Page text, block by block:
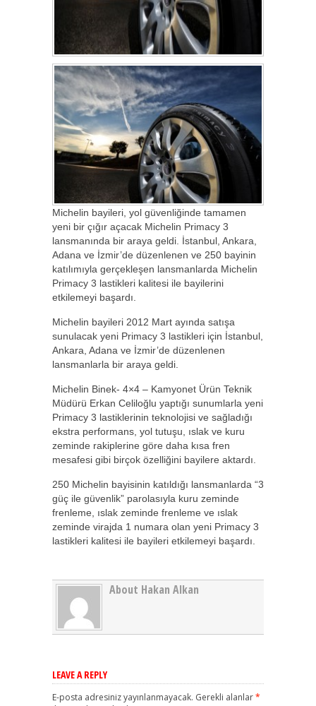
Michelin bayileri, yol güvenliğinde tamamen
yeni bir çığır açacak Michelin Primacy 3
lansmanında bir araya geldi. İstanbul, Ankara,
Adana ve İzmir’de düzenlenen ve 250 bayinin
katılımıyla gerçekleşen lansmanlarda Michelin
Primacy 3 lastikleri kalitesi ile bayilerini
etkilemeyi başardı.
Michelin bayileri 2012 Mart ayında satışa
sunulacak yeni Primacy 3 lastikleri için İstanbul,
Ankara, Adana ve İzmir’de düzenlenen
lansmanlarla bir araya geldi.
Michelin Binek- 4×4 – Kamyonet Ürün Teknik
Müdürü Erkan Celiloğlu yaptığı sunumlarla yeni
Primacy 3 lastiklerinin teknolojisi ve sağladığı
ekstra performans, yol tutuşu, ıslak ve kuru
zeminde rakiplerine göre daha kısa fren
mesafesi gibi birçok özelliğini bayilere aktardı.
250 Michelin bayisinin katıldığı lansmanlarda “3
güç ile güvenlik” parolasıyla kuru zeminde
frenleme, ıslak zeminde frenleme ve ıslak
zeminde virajda 1 numara olan yeni Primacy 3
lastikleri kalitesi ile bayileri etkilemeyi başardı.
About Hakan Alkan
LEAVE A REPLY
E-posta adresiniz yayınlanmayacak. Gerekli alanlar*